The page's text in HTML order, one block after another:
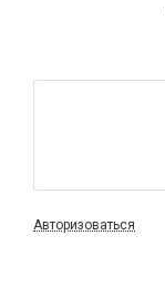
Авторизоваться